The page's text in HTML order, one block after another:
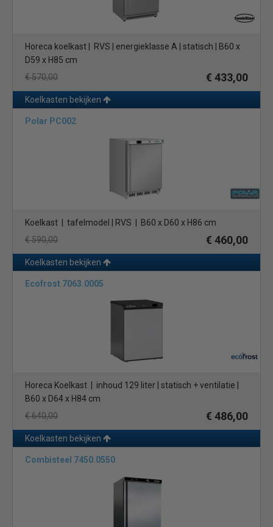
Horeca koelkast | RVS | energieklasse A | statisch | B60 x
D59 x H85 cm
€ 570,00
€ 433,00
Koelkasten bekijken
Polar PC002
Koelkast | tafelmodel | RVS | B60 x D60 x H86 cm
€ 590,00
€ 460,00
Koelkasten bekijken
Ecofrost 7063.0005
Horeca Koelkast | inhoud 129 liter | statisch + ventilatie |
B60 x D64 x H84 cm
€ 640,00
€ 486,00
Koelkasten bekijken
Combisteel 7450.0550